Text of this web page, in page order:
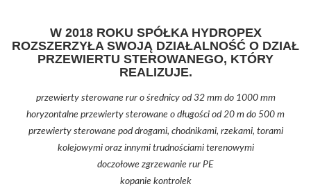
W 2018 ROKU SPÓŁKA HYDROPEX
ROZSZERZYŁA SWOJĄ DZIAŁALNOŚĆ O DZIAŁ
PRZEWIERTU STEROWANEGO, KTÓRY
REALIZUJE.
przewierty sterowane rur o średnicy od 32 mm do 1000 mm
horyzontalne przewierty sterowane o długości od 20 m do 500 m
przewierty sterowane pod drogami, chodnikami, rzekami, torami
kolejowymi oraz innymi trudnościami terenowymi
doczołowe zgrzewanie rur PE
kopanie kontrolek